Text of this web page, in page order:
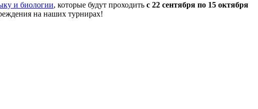
и биологии, которые будут проходить с 22 сентября по 15 октября
на наших турнирах!